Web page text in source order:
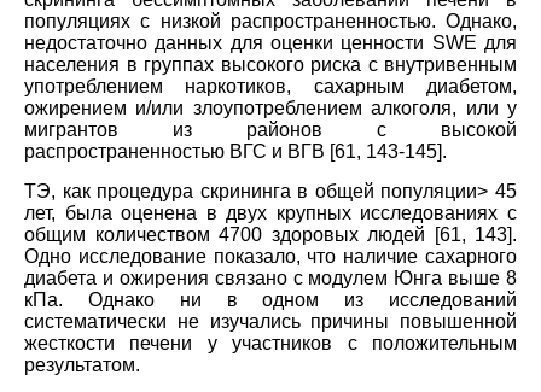
популяциях с низкой распространенностью. Однако,
недостаточно данных для оценки ценности SWE для
населения в группах высокого риска с внутривенным
употреблением наркотиков, сахарным диабетом,
ожирением и/или злоупотреблением алкоголя, или у
мигрантов из районов с высокой
распространенностью ВГС и ВГВ [61, 143-145].
ТЭ, как процедура скрининга в общей популяции> 45
лет, была оценена в двух крупных исследованиях с
общим количеством 4700 здоровых людей [61, 143].
Одно исследование показало, что наличие сахарного
диабета и ожирения связано с модулем Юнга выше 8
кПа. Однако ни в одном из исследований
систематически не изучались причины повышенной
жесткости печени у участников с положительным
результатом.